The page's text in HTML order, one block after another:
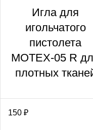
Игла для
игольчатого
пистолета
MOTEX-05 R
плотных
150 ₽